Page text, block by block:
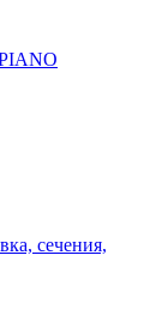
сечения,